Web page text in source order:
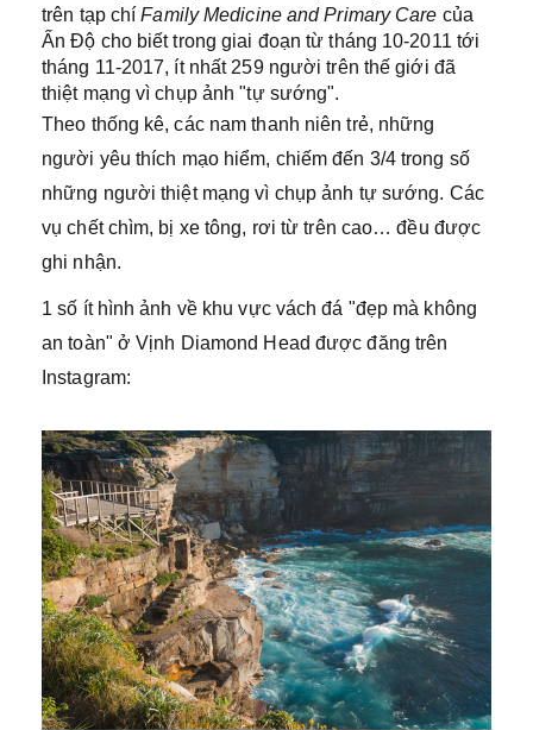
trên tạp chíFamily Medicine and Primary Care của
Ấn Độ cho biết trong giai đoạn từ tháng 10-2011 tới
tháng 11-2017, ít nhất 259 người trên thế giới đã
thiệt mạng vì chụp ảnh "tự sướng".
Theo thống kê, các nam thanh niên trẻ, những
người yêu thích mạo hiểm, chiếm đến 3/4 trong số
những người thiệt mạng vì chụp ảnh tự sướng. Các
vụ chết chìm, bị xe tông, rơi từ trên cao… đều được
ghi nhận.
1 số ít hình ảnh về khu vực vách đá "đẹp mà không
an toàn" ở Vịnh Diamond Head được đăng trên
Instagram: